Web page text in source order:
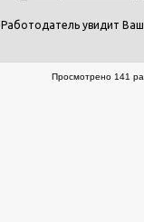
Работодатель увидит
Просмотрено 141